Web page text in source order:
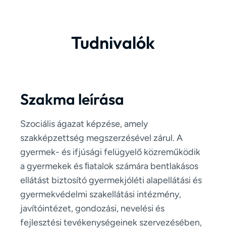
Tudnivalók
Szakma leírása
Szociális ágazat képzése, amely
szakképzettség megszerzésével zárul. A
gyermek- és ifjúsági felügyelő közreműködik
a gyermekek és ﬁatalok számára bentlakásos
ellátást biztosító gyermekjóléti alapellátási és
gyermekvédelmi szakellátási intézmény,
javítóintézet, gondozási, nevelési és
fejlesztési tevékenységeinek szervezésében,